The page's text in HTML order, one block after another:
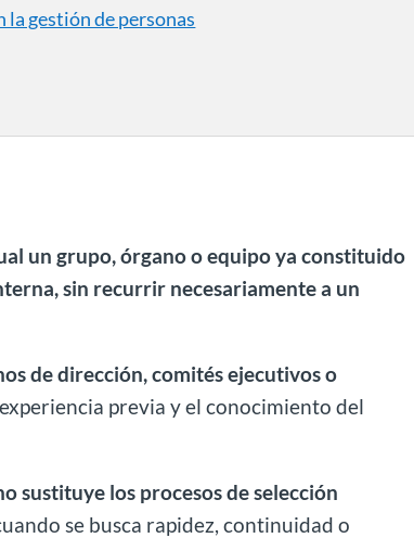
la gestión de personas
un grupo, órgano o equipo ya constituido
sin recurrir necesariamente a un
de dirección, comités ejecutivos o
previa y el conocimiento del
sustituye los procesos de selección
se busca rapidez, continuidad o